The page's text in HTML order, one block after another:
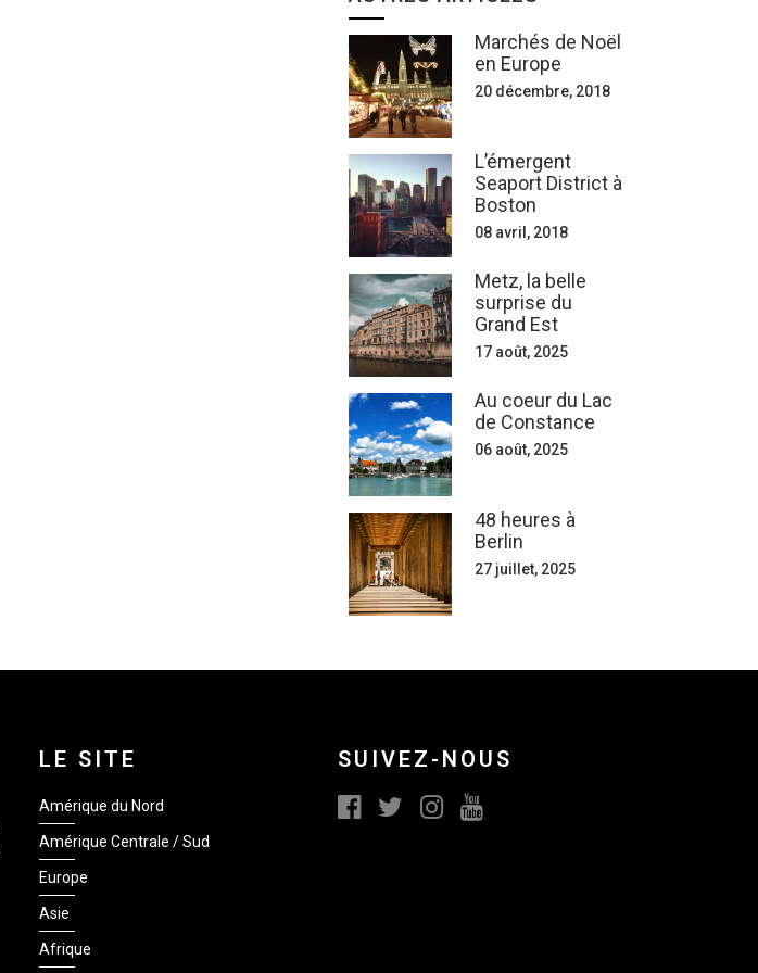
Marchés de Noël
en Europe
20 décembre, 2018
L’émergent
Seaport District à
Boston
08 avril, 2018
Metz, la belle
surprise du
Grand Est
17 août, 2025
Au coeur du Lac
de Constance
06 août, 2025
48 heures à
Berlin
27 juillet, 2025
LE SITE
Amérique du Nord
Amérique Centrale / Sud
Europe
Asie
Afrique
SUIVEZ-NOUS